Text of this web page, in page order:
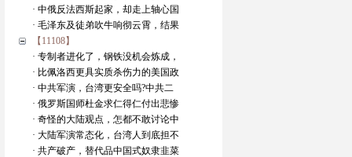
· 中俄反法西斯起家，却走上轴心国
· 毛泽东及徒弟吹牛响彻云霄，结果
【11108】
· 专制者进化了，钢铁没机会炼成，
· 比佩洛西更具实质杀伤力的美国政
· 中共军演，台湾更安全吗?中共二
· 俄罗斯国师杜金求仁得仁付出悲惨
· 奇怪的大陆观点，怎都不敢讨论中
· 大陆军演常态化，台湾人到底担不
· 共产破产，替代品中国式奴隶韭菜